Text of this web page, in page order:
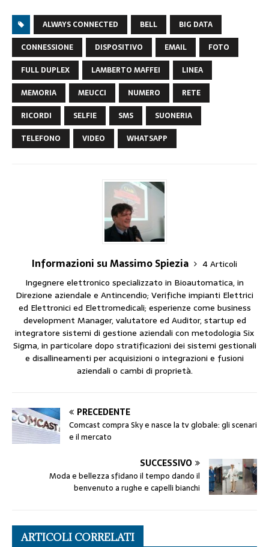
ALWAYS CONNECTED BELL
BIG DATA
CONNESSIONE
DISPOSITIVO EMAIL
FOTO
FULL DUPLEX
LAMBERTO MAFFEI
LINEA
MEMORIA
MEUCCI NUMERO
RETE
RICORDI
SELFIE SMS
SUONERIA
TELEFONO
VIDEO WHATSAPP
Informazioni su Massimo Spiezia
4 Articoli
Ingegnere elettronico specializzato in Bioautomatica, in
Direzione aziendale e Antincendio; Verifiche impianti Elettrici
ed Elettronici ed Elettromedicali; esperienze come business
development Manager, valutatore ed Auditor, startup ed
integratore sistemi di gestione aziendali con metodologia Six
Sigma, in particolare dopo stratificazioni dei sistemi gestionali
e disallineamenti per acquisizioni o integrazioni e fusioni
aziendali o cambi di proprietà.
PRECEDENTE
Comcast compra Sky e nasce la tv globale: gli scenari
e il mercato
SUCCESSIVO
Moda e bellezza sfidano il tempo dando il
benvenuto a rughe e capelli bianchi
ARTICOLI CORRELATI